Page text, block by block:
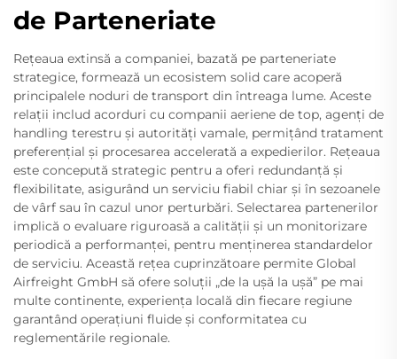
de Parteneriate
Rețeaua extinsă a companiei, bazată pe parteneriate
strategice, formează un ecosistem solid care acoperă
principalele noduri de transport din întreaga lume. Aceste
relații includ acorduri cu companii aeriene de top, agenți de
handling terestru și autorități vamale, permițând tratament
preferențial și procesarea accelerată a expedierilor. Rețeaua
este concepută strategic pentru a oferi redundanță și
flexibilitate, asigurând un serviciu fiabil chiar și în sezoanele
de vârf sau în cazul unor perturbări. Selectarea partenerilor
implică o evaluare riguroasă a calității și un monitorizare
periodică a performanței, pentru menținerea standardelor
de serviciu. Această rețea cuprinzătoare permite Global
Airfreight GmbH să ofere soluții „de la ușă la ușă” pe mai
multe continente, experiența locală din fiecare regiune
garantând operațiuni fluide și conformitatea cu
reglementările regionale.